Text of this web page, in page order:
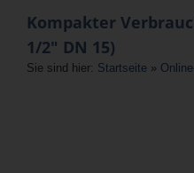
Kompakter
1/2" DN 15)
Sie sind hier: Startseite »